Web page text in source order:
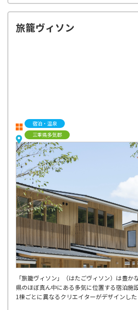
旅籠ヴィソン
宿泊・温泉
三重県多気郡
「旅籠ヴィソン」（はたごヴィソン）は豊か
県のほぼ真ん中にある多気に位置する宿泊施設
1棟ごとに異なるクリエイターがデザインし